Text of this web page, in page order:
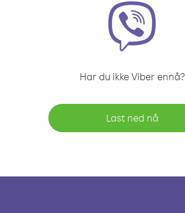
Har du ikke Viber ennå?
Last ned nå